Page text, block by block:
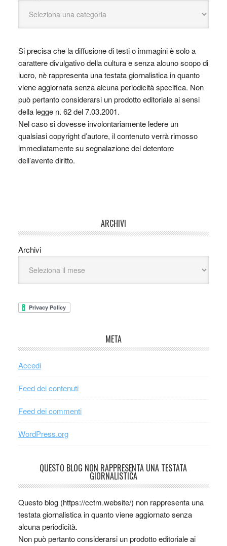
Si precisa che la diffusione di testi o immagini è solo a
carattere divulgativo della cultura e senza alcuno scopo di
lucro, nè rappresenta una testata giornalistica in quanto
viene aggiornata senza alcuna periodicità specifica. Non
può pertanto considerarsi un prodotto editoriale ai sensi
della legge n. 62 del 7.03.2001.
Nel caso si dovesse involontariamente ledere un
qualsiasi copyright d’autore, il contenuto verrà rimosso
immediatamente su segnalazione del detentore
dell’avente diritto.
ARCHIVI
Archivi
META
Accedi
Feed dei contenuti
Feed dei commenti
WordPress.org
QUESTO BLOG NON RAPPRESENTA UNA TESTATA
GIORNALISTICA
Questo blog (https://cctm.website/) non rappresenta una
testata giornalistica in quanto viene aggiornato senza
alcuna periodicità.
Non può pertanto considerarsi un prodotto editoriale ai